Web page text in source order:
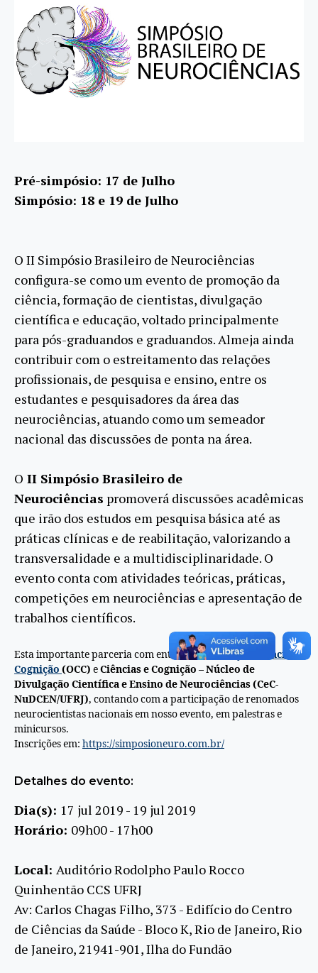
Pré-simpósio: 17 de Julho
Simpósio: 18 e 19 de Julho
O II Simpósio Brasileiro de Neurociências
configura-se como um evento de promoção da
ciência, formação de cientistas, divulgação
científica e educação, voltado principalmente
para pós-graduandos e graduandos. Almeja ainda
contribuir com o estreitamento das relações
profissionais, de pesquisa e ensino, entre os
estudantes e pesquisadores da área das
neurociências, atuando como um semeador
nacional das discussões de ponta na área.
O II Simpósio Brasileiro de
Neurociências promoverá discussões acadêmicas
que irão dos estudos em pesquisa básica até as
práticas clínicas e de reabilitação, valorizando a
transversalidade e a multidisciplinaridade. O
evento conta com atividades teóricas, práticas,
competições em neurociências e apresentação de
trabalhos científicos.
Esta importante parceria com entre a Organização Ciências e
Cognição (OCC) eCiências e Cognição – Núcleo de
Divulgação Científica e Ensino de Neurociências (CeC-
NuDCEN/UFRJ), contando com a participação de renomados
neurocientistas nacionais em nosso evento, em palestras e
minicursos.
Inscrições em: https://simposioneuro.com.br/
Detalhes do evento:
Dia(s): 17 jul 2019 - 19 jul 2019
Horário: 09h00 - 17h00
Local: Auditório Rodolpho Paulo Rocco
Quinhentão CCS UFRJ
Av: Carlos Chagas Filho, 373 - Edifício do Centro
de Ciências da Saúde - Bloco K, Rio de Janeiro, Rio
de Janeiro, 21941-901, Ilha do Fundão